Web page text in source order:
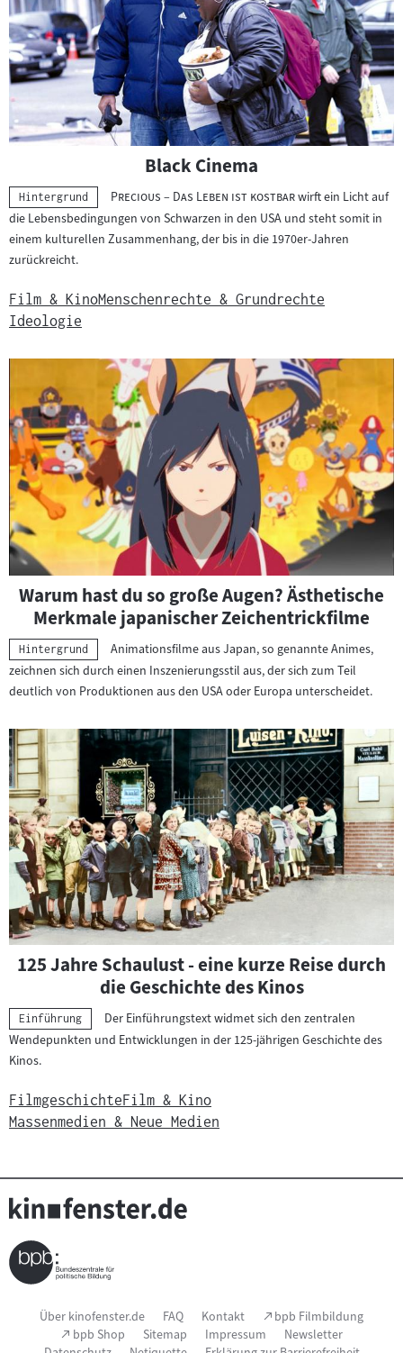
Black Cinema
Kategorie:
Hintergrund "Precious – Das Leben ist kostbar"wirft ein Licht auf
die Lebensbedingungen von Schwarzen in den USA und steht somit in
einem kulturellen Zusammenhang, der bis in die 1970er-Jahren
zurückreicht.
Film & KinoMenschenrechte & Grundrechte
Ideologie
Warum hast du so große Augen? Ästhetische
Merkmale japanischer Zeichentrickfilme
Kategorie:
Hintergrund
Animationsfilme aus Japan, so genannte Animes,
zeichnen sich durch einen Inszenierungsstil aus, der sich zum Teil
deutlich von Produktionen aus den USA oder Europa unterscheidet.
125 Jahre Schaulust - eine kurze Reise durch
die Geschichte des Kinos
Kategorie:
Einführung
Der Einführungstext widmet sich den zentralen
Wendepunkten und Entwicklungen in der 125-jährigen Geschichte des
Kinos.
FilmgeschichteFilm & Kino
Massenmedien & Neue Medien
Seitenfußnavigation
Über kinofenster.de FAQ Kontakt (Link
öffnet
im
bpb Filmbildung
(Link
öffnet
bpb Shop Sitemap Impressum
Newsletter